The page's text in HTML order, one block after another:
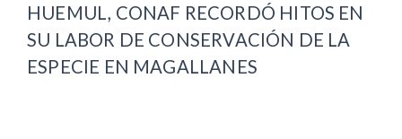
HUEMUL, CONAF RECORDÓ HITOS EN
SU LABOR DE CONSERVACIÓN DE LA
ESPECIE EN MAGALLANES